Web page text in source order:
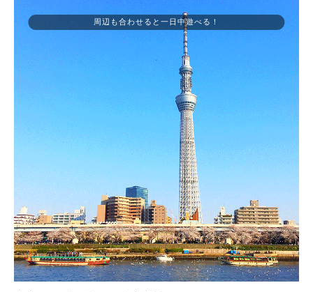
周辺も合わせると一日中遊べる！